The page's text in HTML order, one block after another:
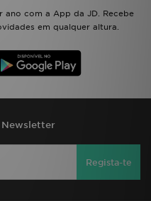
com a App da JD. Recebe
em qualquer altura.
Newsletter
Regista-te